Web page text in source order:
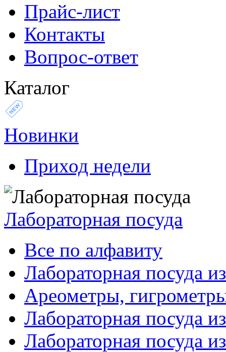
Прайс-лист
Контакты
Вопрос-ответ
Каталог
Новинки
Приход недели
Лабораторная посуда
Все по алфавиту
Лабораторная посуда
Ареометры,
Лабораторная посуда
Лабораторная посуда